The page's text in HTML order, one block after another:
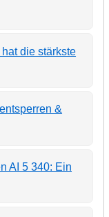
die stärkste
&
AI 5 340: Ein